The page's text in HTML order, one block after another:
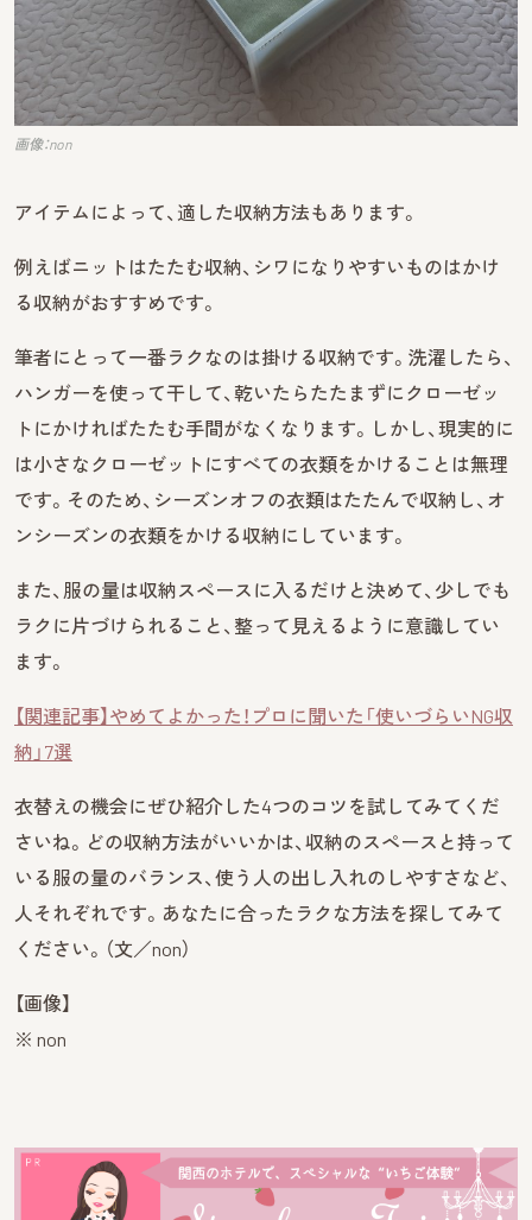
画像：non
アイテムによって、適した収納方法もあります。
例えばニットはたたむ収納、シワになりやすいものはかけ
る収納がおすすめです。
筆者にとって一番ラクなのは掛ける収納です。洗濯したら、
ハンガーを使って干して、乾いたらたたまずにクローゼッ
トにかければたたむ手間がなくなります。しかし、現実的に
は小さなクローゼットにすべての衣類をかけることは無理
です。そのため、シーズンオフの衣類はたたんで収納し、オ
ンシーズンの衣類をかける収納にしています。
また、服の量は収納スペースに入るだけと決めて、少しでも
ラクに片づけられること、整って見えるように意識してい
ます。
【関連記事】やめてよかった！プロに聞いた「使いづらいNG収
納」7選
衣替えの機会にぜひ紹介した4つのコツを試してみてくだ
さいね。どの収納方法がいいかは、収納のスペースと持って
いる服の量のバランス、使う人の出し入れのしやすさなど、
人それぞれです。あなたに合ったラクな方法を探してみて
ください。（文／non）
【画像】
※ non